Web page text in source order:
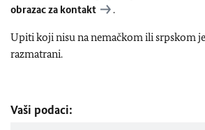
obrazac za kontakt
.
Upiti koji nisu na nemačkom ili srpskom
razmatrani.
Vaši podaci: